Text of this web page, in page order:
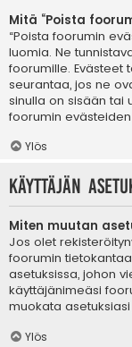
Mitä “Poista
“Poista foorumin
luomia. Ne
foorumille. Evästeet
seurantaa, jos ne
sinulla on sisään tai
foorumin
Ylös
Käyttäjän
Miten muutan
Jos olet
foorumin
asetuksissa, johon
käyttäjänimeäsi
muokata
Ylös